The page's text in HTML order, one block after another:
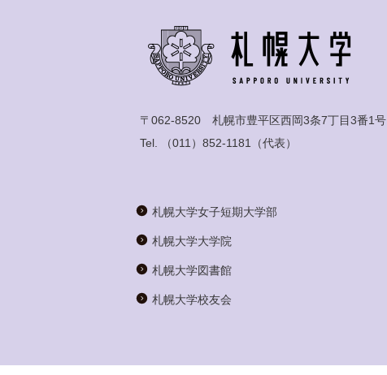
〒062-8520 札幌市豊平区西岡3条7丁目3番1号
Tel.
（011）852-1181 （代表）
札幌大学女子短期大学部
札幌大学大学院
札幌大学図書館
札幌大学校友会